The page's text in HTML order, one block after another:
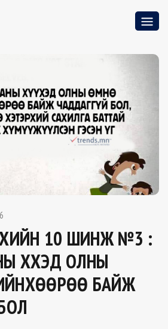
10 ШИНЖ №3 :
ХҮҮХЭД ОЛНЫ
БАЙЖ